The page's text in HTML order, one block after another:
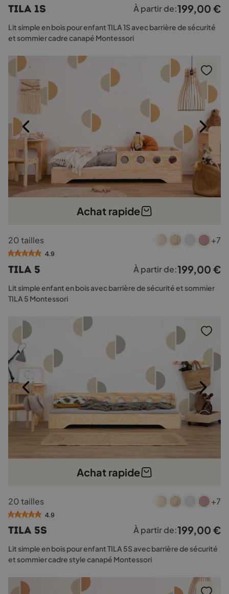
variations.
Les
options
être
choisies
sur
page
produit
TILA 1S À partir de:199,00 €
Lit simple en bois pour enfant TILA 1S avec barrière de sécurité
et sommier cadre canapé Montessori
Achat rapide
produit
a
variations.
Les
options
choisies
sur
page
du
produit
20 tailles +7
4.9
TILA 5 À partir de:199,00 €
Lit simple enfant en bois avec barrière de sécurité et sommier
TILA 5 Montessori
Achat rapide
produit
a
variations.
Les
options
être
choisies
20 tailles +7
4.9
TILA 5S À partir de:199,00 €
Lit simple en bois pour enfant TILA 5S avec barrière de sécurité
et sommier cadre style canapé Montessori